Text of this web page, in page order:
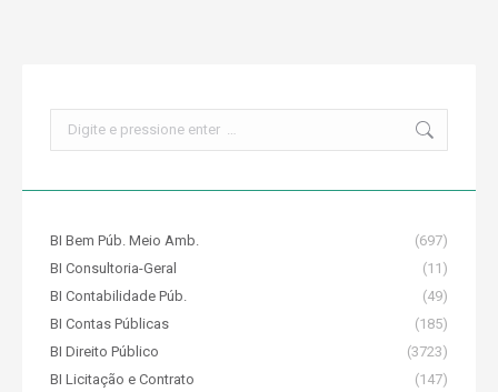
BI Bem Púb. Meio Amb.
(697)
BI Consultoria-Geral
(11)
BI Contabilidade Púb.
(49)
BI Contas Públicas
(185)
BI Direito Público
(3723)
BI Licitação e Contrato
(147)